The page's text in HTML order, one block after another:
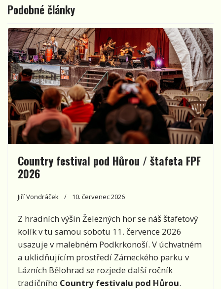
Podobné články
Country festival pod Hůrou / štafeta FPF
2026
Jiří Vondráček 10. červenec 2026
Z hradních výšin Železných hor se náš štafetový
kolík v tu samou sobotu 11. července 2026
usazuje v malebném Podkrkonoší. V úchvatném
a uklidňujícím prostředí Zámeckého parku v
Lázních Bělohrad se rozjede další ročník
tradičního Country festivalu pod Hůrou.